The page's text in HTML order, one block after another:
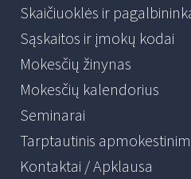
Skaičiuoklės ir
Sąskaitos ir įmokų kodai
Mokesčių žinynas
Mokesčių kalendorius
Seminarai
Tarptautinis
Kontaktai / Apklausa